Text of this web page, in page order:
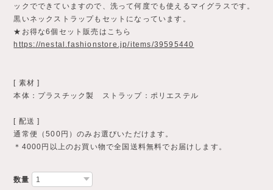
ックでできていますので、洗って何度でも使えるマイグラスです。
黒いネックストラップもセットになっています。
★お得な6個セット販売はこちら
https://nestal.fashionstore.jp/items/39595440
[ 素材 ]
本体：プラスチック製 ストラップ：ポリエステル
[ 配送 ]
通常便（500円）のみお選びいただけます。
＊4000円以上のお買い物で全国送料無料でお届けします。
数量